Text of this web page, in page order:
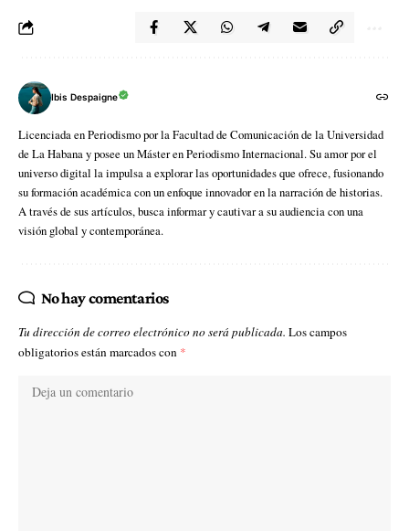
Ibis Despaigne
Licenciada en Periodismo por la Facultad de Comunicación de la Universidad
de La Habana y posee un Máster en Periodismo Internacional. Su amor por el
universo digital la impulsa a explorar las oportunidades que ofrece, fusionando
su formación académica con un enfoque innovador en la narración de historias.
A través de sus artículos, busca informar y cautivar a su audiencia con una
visión global y contemporánea.
No hay comentarios
Tu dirección de correo electrónico no será publicada. Los campos
obligatorios están marcados con *